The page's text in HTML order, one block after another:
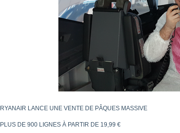
RYANAIR LANCE UNE VENTE DE PÂQUES MASSIVE
PLUS DE 900 LIGNES À PARTIR DE 19,99 €